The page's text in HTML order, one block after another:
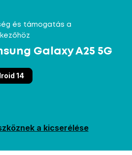
és támogatás a
Galaxy A25 5G
14
a kicserélése